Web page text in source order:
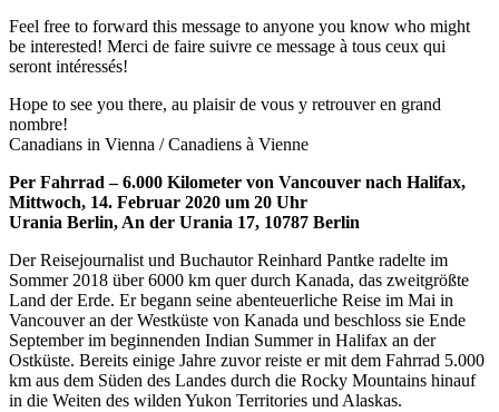
Feel free to forward this message to anyone you know who might
be interested! Merci de faire suivre ce message à tous ceux qui
seront intéressés!
Hope to see you there, au plaisir de vous y retrouver en grand
nombre!
Canadians in Vienna / Canadiens à Vienne
Per Fahrrad – 6.000 Kilometer von Vancouver nach Halifax,
Mittwoch, 14. Februar 2020 um 20 Uhr
Urania Berlin, An der Urania 17, 10787 Berlin
Der Reisejournalist und Buchautor Reinhard Pantke radelte im
Sommer 2018 über 6000 km quer durch Kanada, das zweitgrößte
Land der Erde. Er begann seine abenteuerliche Reise im Mai in
Vancouver an der Westküste von Kanada und beschloss sie Ende
September im beginnenden Indian Summer in Halifax an der
Ostküste. Bereits einige Jahre zuvor reiste er mit dem Fahrrad 5.000
km aus dem Süden des Landes durch die Rocky Mountains hinauf
in die Weiten des wilden Yukon Territories und Alaskas.